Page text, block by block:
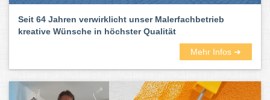
Seit 64 Jahren verwirklicht unser Malerfachbetrieb
kreative Wünsche in höchster Qualität
Mehr Infos ➜